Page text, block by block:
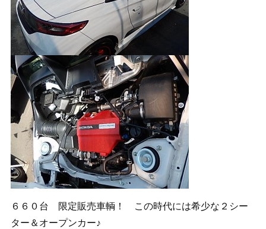
６６０台 限定販売車輌！ この時代には希少な２シー
ター＆オープンカー♪